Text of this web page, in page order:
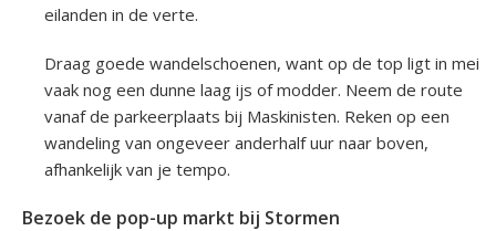
eilanden in de verte.
Draag goede wandelschoenen, want op de top ligt in mei
vaak nog een dunne laag ijs of modder. Neem de route
vanaf de parkeerplaats bij Maskinisten. Reken op een
wandeling van ongeveer anderhalf uur naar boven,
afhankelijk van je tempo.
Bezoek de pop-up markt bij Stormen